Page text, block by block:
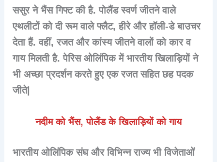
ससुर ने भैंस गिफ्ट की है. पोलैंड स्वर्ण जीतने वाले
एथलीटों को दी रूम वाले फ्लैट, हीरे और हॉली-डे बाउचर
देता हैं. वहीं, रजत और कांस्य जीतने वालों को कार व
गाय मिलती है. पेरिस ओलिंपिक में भारतीय खिलाड़ियों ने
भी अच्छा प्रदर्शन करते हुए एक रजत सहित छह पदक
जीते|
नदीम को भैंस, पोलैंड के खिलाड़ियों को गाय
भारतीय ओलिंपिक संघ और विभिन्न राज्य भी विजेताओं